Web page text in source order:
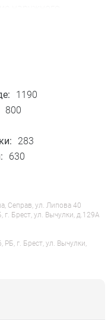
изнутри стола, для
либо необходимо
1190
800
283
630
Сеправ, ул. Липова 40
Брест, ул. Вычулки, д.129А
г. Брест, ул. Вычулки,